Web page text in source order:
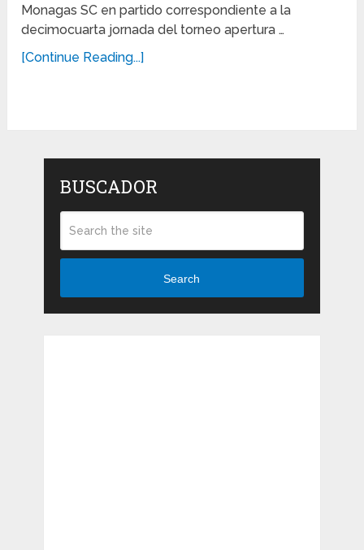
Monagas SC en partido correspondiente a la
decimocuarta jornada del torneo apertura …
[Continue Reading...]
BUSCADOR
Search